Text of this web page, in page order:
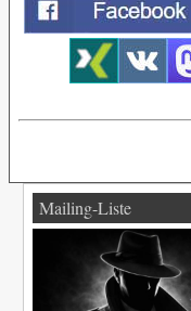
Mailing-Liste